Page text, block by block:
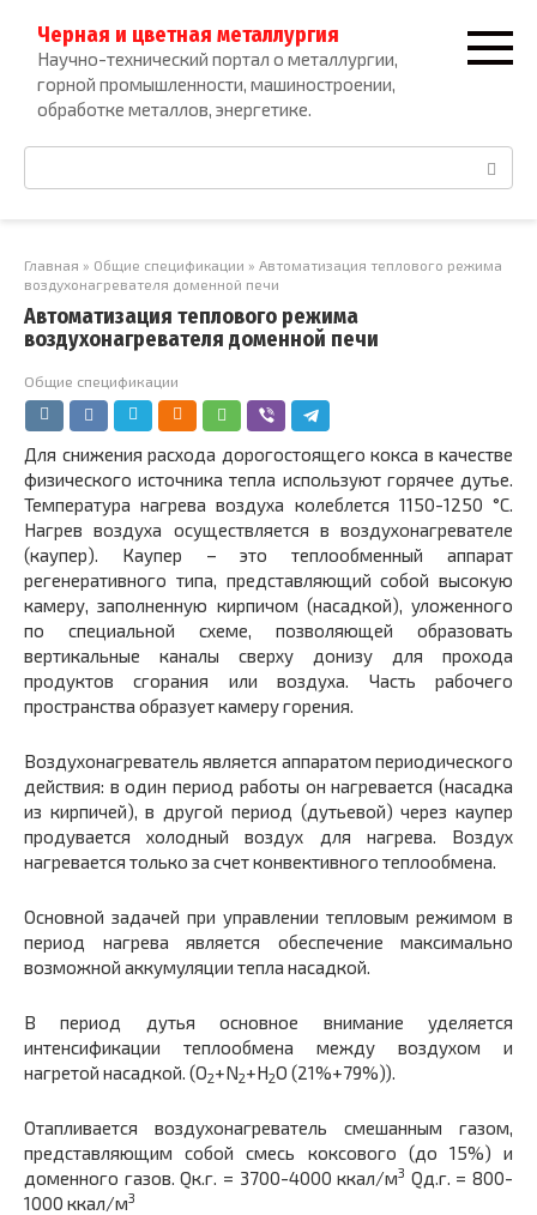
контенту
Черная и цветная металлургия
Научно-технический портал о металлургии,
горной промышленности, машиностроении,
обработке металлов, энергетике.
Поиск:
Главная » Общие спецификации » Автоматизация теплового режима
воздухонагревателя доменной печи
Автоматизация теплового режима
воздухонагревателя доменной печи
Общие спецификации
Для снижения расхода дорогостоящего кокса в качестве
физического источника тепла используют горячее дутье.
Температура нагрева воздуха колеблется 1150-1250 °С.
Нагрев воздуха осуществляется в воздухонагревателе
(каупер). Каупер – это теплообменный аппарат
регенеративного типа, представляющий собой высокую
камеру, заполненную кирпичом (насадкой), уложенного
по специальной схеме, позволяющей образовать
вертикальные каналы сверху донизу для прохода
продуктов сгорания или воздуха. Часть рабочего
пространства образует камеру горения.
Воздухонагреватель является аппаратом периодического
действия: в один период работы он нагревается (насадка
из кирпичей), в другой период (дутьевой) через каупер
продувается холодный воздух для нагрева. Воздух
нагревается только за счет конвективного теплообмена.
Основной задачей при управлении тепловым режимом в
период нагрева является обеспечение максимально
возможной аккумуляции тепла насадкой.
В период дутья основное внимание уделяется
интенсификации теплообмена между воздухом и
нагретой насадкой. (O2+N2+H2O (21%+79%)).
Отапливается воздухонагреватель смешанным газом,
представляющим собой смесь коксового (до 15%) и
доменного газов. Qк.г. = 3700-4000 ккал/м3 Qд.г. = 800-
1000 ккал/м3